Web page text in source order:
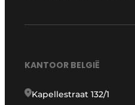
KANTOOR BELGIË
Kapellestraat 132/1